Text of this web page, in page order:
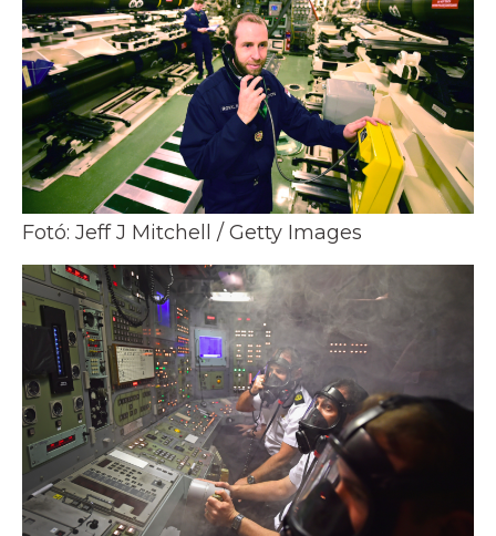
Fotó: Jeff J Mitchell / Getty Images